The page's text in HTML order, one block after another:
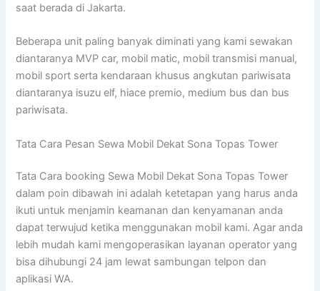
saat berada di Jakarta.
Beberapa unit paling banyak diminati yang kami sewakan
diantaranya MVP car, mobil matic, mobil transmisi manual,
mobil sport serta kendaraan khusus angkutan pariwisata
diantaranya isuzu elf, hiace premio, medium bus dan bus
pariwisata.
Tata Cara Pesan Sewa Mobil Dekat Sona Topas Tower
Tata Cara booking Sewa Mobil Dekat Sona Topas Tower
dalam poin dibawah ini adalah ketetapan yang harus anda
ikuti untuk menjamin keamanan dan kenyamanan anda
dapat terwujud ketika menggunakan mobil kami. Agar anda
lebih mudah kami mengoperasikan layanan operator yang
bisa dihubungi 24 jam lewat sambungan telpon dan
aplikasi WA.